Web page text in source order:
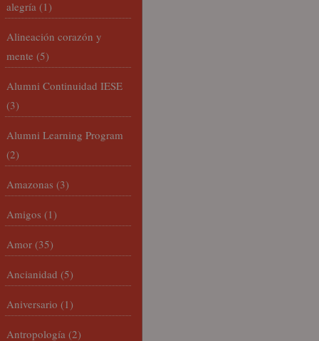
alegría (1)
Alineación corazón y
mente (5)
Alumni Continuidad IESE
(3)
Alumni Learning Program
(2)
Amazonas (3)
Amigos (1)
Amor (35)
Ancianidad (5)
Aniversario (1)
Antropología (2)